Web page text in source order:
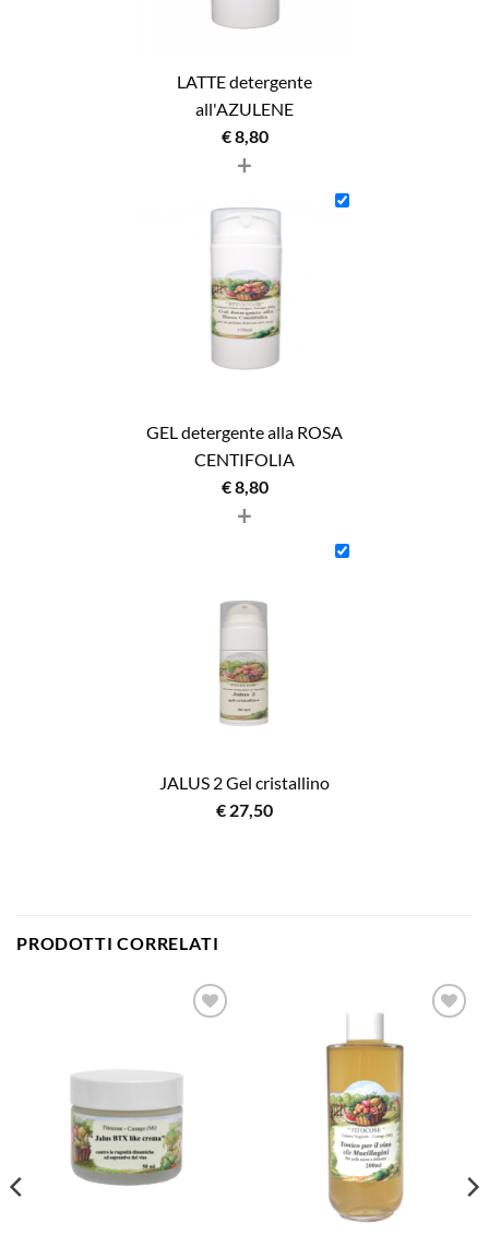
LATTE detergente
all'AZULENE
€8,80
+
GEL detergente alla ROSA
CENTIFOLIA
€8,80
+
JALUS 2 Gel cristallino
€ 27,50
PRODOTTI CORRELATI